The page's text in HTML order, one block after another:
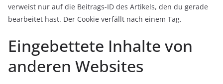
verweist nur auf die Beitrags-ID des Artikels, den du gerade
bearbeitet hast. Der Cookie verfällt nach einem Tag.
Eingebettete Inhalte von
anderen Websites